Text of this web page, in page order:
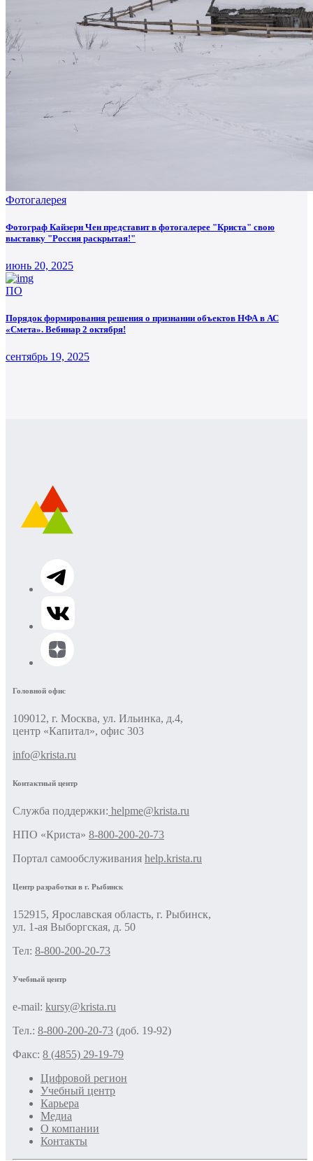
Фотогалерея
Фотограф Кайзерн Чен представит в фотогалерее "Криста" свою
выставку "Россия раскрытая!"
июнь 20, 2025
ПО
Порядок формирования решения о признании объектов НФА в АС
«Смета». Вебинар 2 октября!
сентябрь 19, 2025
Головной офис
109012, г. Москва, ул. Ильинка, д.4,
центр «Капитал», офис 303
info@krista.ru
Контактный центр
Cлужба поддержки: helpme@krista.ru
НПО «Криста» 8-800-200-20-73
Портал самообслуживания help.krista.ru
Центр разработки в г. Рыбинск
152915, Ярославская область, г. Рыбинск,
ул. 1-ая Выборгская, д. 50
Тел: 8-800-200-20-73
Учебный центр
e-mail: kursy@krista.ru
Тел.: 8-800-200-20-73 (доб. 19-92)
Факс: 8 (4855) 29-19-79
Цифровой регион
Учебный центр
Карьера
Медиа
О компании
Контакты